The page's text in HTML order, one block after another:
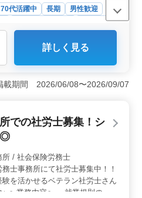
/2級)電気工事施工管理技士
70代活躍中 長期
男性歓迎
施工管理
府長岡京市今里で、電気工
集しています。中高年から
の方がご活躍されていま
て働けます。 ＜大規模な
ます。 ＜充実した福利厚
と高水準の給与がありま
用支給などの福利が整って
セスも便利です。
詳しく見る
載期間 2026/06/08〜2026/09/07
での社労士募集！シ
◎
社労士事務所 / 社会保険労務士
士事務所にて社労士募集中！！
験を活かせるベテラン社労士さん
〜業務内容〜 ・就業規則の作